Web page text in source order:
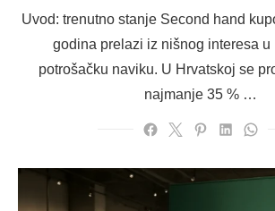
Uvod: trenutno stanje Second hand
godina prelazi iz nišnog interesa u
potrošačku naviku. U Hrvatskoj se
najmanje 35 % …